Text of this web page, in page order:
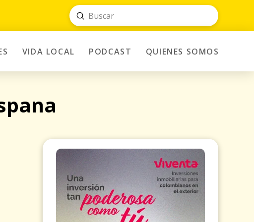
Search
Submit
VIDA LOCAL PODCAST QUIENES SOMOS